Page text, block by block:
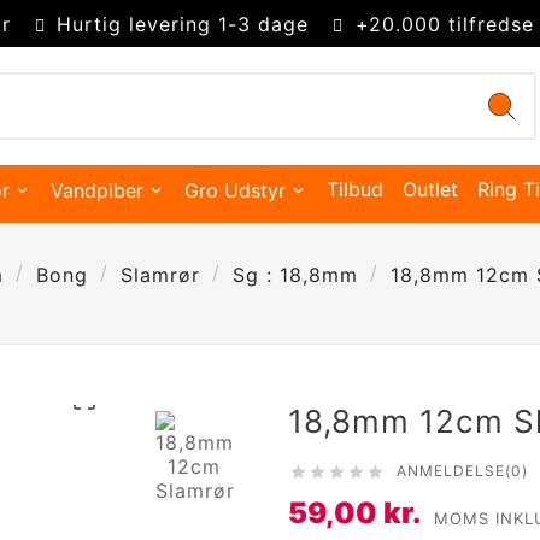
Hurtig levering 1-3 dage +20.000 tilfredse
Vandpiber Gro Udstyr Tilbud Outlet Ring
Bong Slamrør Sg : 18,8mm 18,8mm 12cm

18,8mm 12cm
     ANMELDELSE(0)
59,00 kr. MOMS